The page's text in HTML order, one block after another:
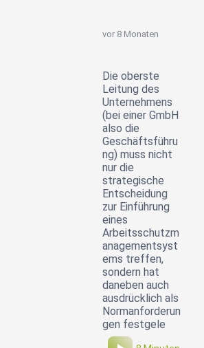
vor 8 Monaten
Die oberste
Leitung des
Unternehmens
(bei einer GmbH
also die
Geschäftsführu
ng) muss nicht
nur die
strategische
Entscheidung
zur Einführung
eines
Arbeitsschutzm
anagementsyst
ems treffen,
sondern hat
daneben auch
ausdrücklich als
Normanforderun
gen festgele